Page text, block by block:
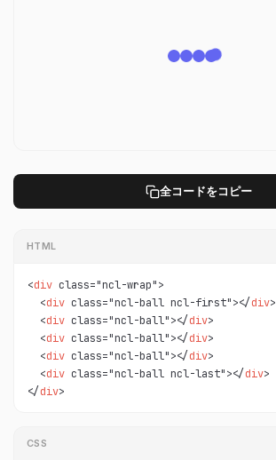
全コードをコピー
HTML
<div class="ncl-wrap">
  <
div class="ncl-ball ncl-first"></div>
  <
div class="ncl-ball"></div>
  <
div class="ncl-ball"></div>
  <
div class="ncl-ball"></div>
  <
div class="ncl-ball ncl-last"></div>
</div>
CSS